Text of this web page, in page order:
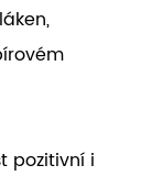
pozitivní i